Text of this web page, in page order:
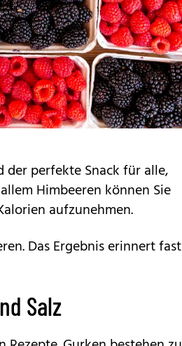
der perfekte Snack für alle,
Himbeeren können Sie
aufzunehmen.
Das Ergebnis erinnert fast
Salz